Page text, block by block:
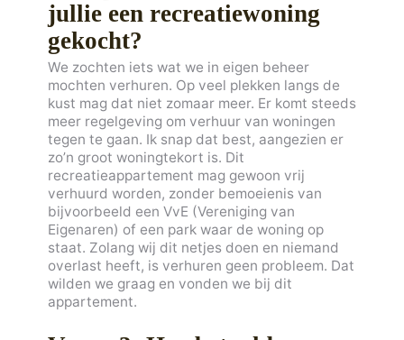
jullie een recreatiewoning
gekocht?
We zochten iets wat we in eigen beheer
mochten verhuren. Op veel plekken langs de
kust mag dat niet zomaar meer. Er komt steeds
meer regelgeving om verhuur van woningen
tegen te gaan. Ik snap dat best, aangezien er
zo’n groot woningtekort is. Dit
recreatieappartement mag gewoon vrij
verhuurd worden, zonder bemoeienis van
bijvoorbeeld een VvE (Vereniging van
Eigenaren) of een park waar de woning op
staat. Zolang wij dit netjes doen en niemand
overlast heeft, is verhuren geen probleem. Dat
wilden we graag en vonden we bij dit
appartement.